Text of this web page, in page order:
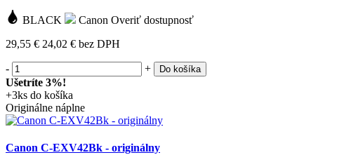
BLACK Canon Overiť dostupnosť
29,55 € 24,02 € bez DPH
- + Do košíka
Ušetríte 3%!
+3ks do košíka
Originálne náplne
Canon C-EXV42Bk - originálny